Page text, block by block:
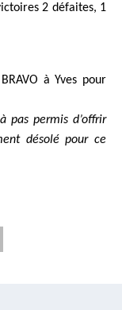
2 défaites, 1
à Yves pour
pas permis d’offrir
désolé pour ce